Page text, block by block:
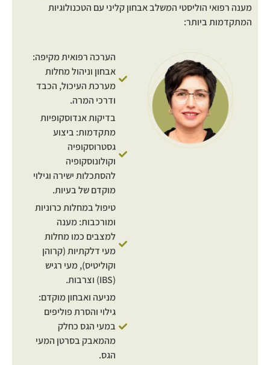
מענה רפואי הוליסטי המשלב אבחון קליני עם הטכנולוגיות
המתקדמות ביותר:
הערכה רפואית מקיפה:
אבחון וניהול מחלות
מערכת העיכול, הכבד
ודרכי המרה.
בדיקות אנדוסקופיות
מתקדמות: ביצוע
גסטרוסקופיה
וקולונוסקופיה
להסתכלות ישירה וגילוי
מוקדם של בעיות.
טיפול במחלות כרוניות
ומורכבות: מענה
למצבים כמו מחלות
מעי דלקתיות (קרוהן
וקוליטיס), מעי רגיש
(IBS) וצרבות.
מניעה ואבחון מוקדם:
גילוי והסרת פוליפים
במעי הגס כחלק
מהמאבק בסרטן המעי
הגס.